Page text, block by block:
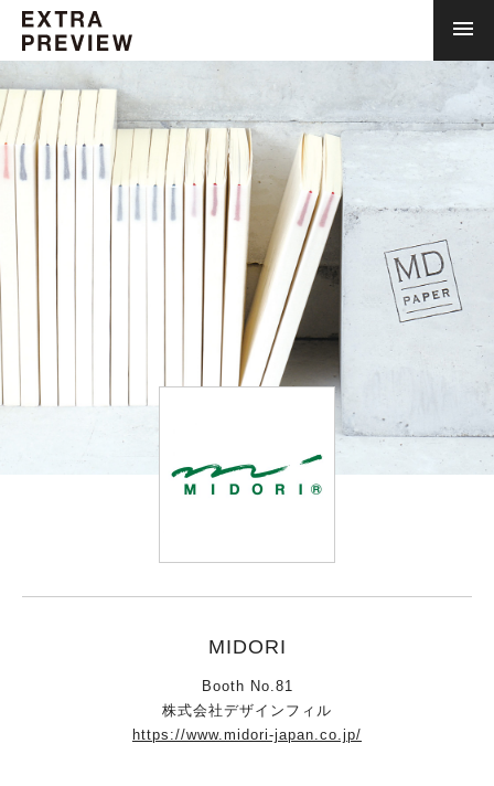
MIDORI
Booth No.81
株式会社デザインフィル
https://www.midori-japan.co.jp/